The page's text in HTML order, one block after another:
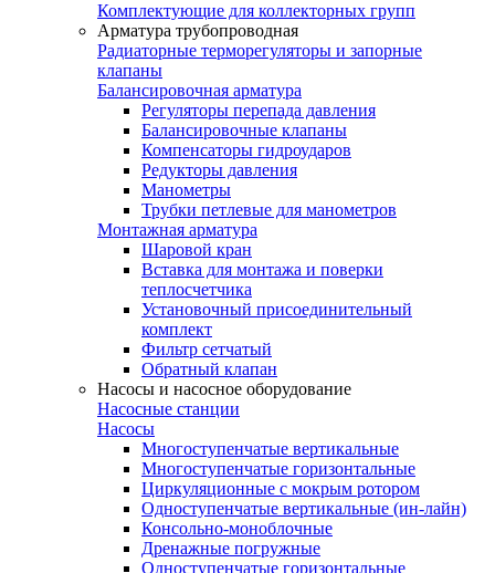
Комплектующие для коллекторных групп
Арматура трубопроводная
Радиаторные терморегуляторы и запорные
клапаны
Балансировочная арматура
Регуляторы перепада давления
Балансировочные клапаны
Компенсаторы гидроударов
Редукторы давления
Манометры
Трубки петлевые для манометров
Монтажная арматура
Шаровой кран
Вставка для монтажа и поверки
теплосчетчика
Установочный присоединительный
комплект
Фильтр сетчатый
Обратный клапан
Насосы и насосное оборудование
Насосные станции
Насосы
Многоступенчатые вертикальные
Многоступенчатые горизонтальные
Циркуляционные с мокрым ротором
Одноступенчатые вертикальные (ин-лайн)
Консольно-моноблочные
Дренажные погружные
Одноступенчатые горизонтальные